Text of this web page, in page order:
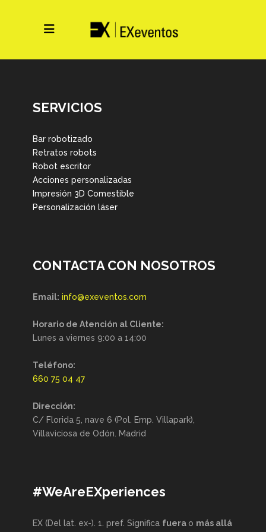
SERVICIOS
Bar robotizado
Retratos robots
Robot escritor
Acciones personalizadas
Impresión 3D Comestible
Personalización láser
CONTACTA CON NOSOTROS
Email: info@exeventos.com
Horario de Atención al Cliente:
Lunes a viernes 9:00 a 14:00
Teléfono:
660 75 04 47
Dirección:
C/ Florida 5, nave 6 (Pol. Emp. Villapark),
Villaviciosa de Odón. Madrid
#WeAreEXperiences
EX (Del lat. ex-). 1. pref. Significa fuera o más allá